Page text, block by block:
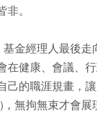
。
金經理人最後
健康、會議、
的職涯規畫，
無拘無束才會展